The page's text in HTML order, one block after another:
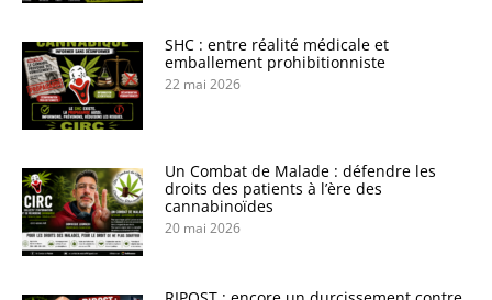
SHC : entre réalité médicale et
emballement prohibitionniste
22 mai 2026
Un Combat de Malade : défendre les
droits des patients à l’ère des
cannabinoïdes
20 mai 2026